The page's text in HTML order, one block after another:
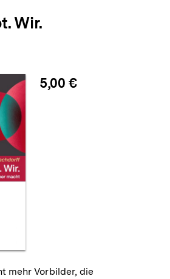
Wir.
5,00 €
mehr Vorbilder, die